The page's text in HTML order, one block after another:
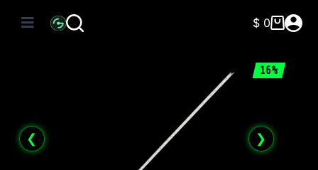
Carro
$0
16%
❮ ❯